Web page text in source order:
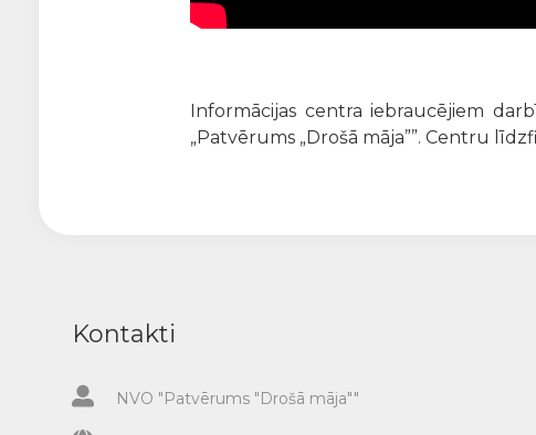
Informācijas centra iebraucējiem
„Patvērums „Drošā māja””. Centru
Kontakti
NVO "Patvērums "Drošā māja""